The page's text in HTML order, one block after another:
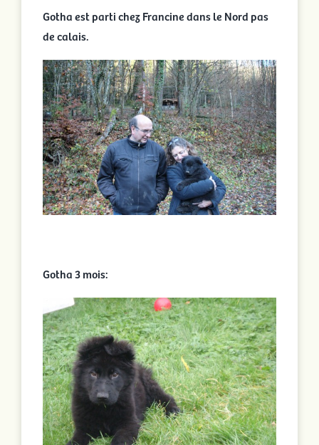
Gotha est parti chez Francine dans le Nord pas
de calais.
Gotha 3 mois: